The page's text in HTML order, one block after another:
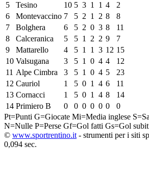
5
Tesino 10 5 3 1 1 4
2
6
Montevaccino 7 5 2 1 2 8
8
7
Bolghera 6 5 2 0 3 8
11
8
Calceranica 5 5 1 2 2 9
7
9
Mattarello 4 5 1 1 3 12 15
10 Valsugana 3 5 1 0 4 4
12
11 Alpe Cimbra 3 5 1 0 4 5
23
12 Cauriol 1 5 0 1 4 6
11
13 Cornacci 1 5 0 1 4 8
14
14 Primiero B 0 0 0 0 0 0
0
Pt=Punti G=Giocate Mi=Media inglese
N=Nulle P=Perse Gf=Gol fatti Gs=Gol
© www.sportrentino.it - strumenti per i siti
0,094 sec.